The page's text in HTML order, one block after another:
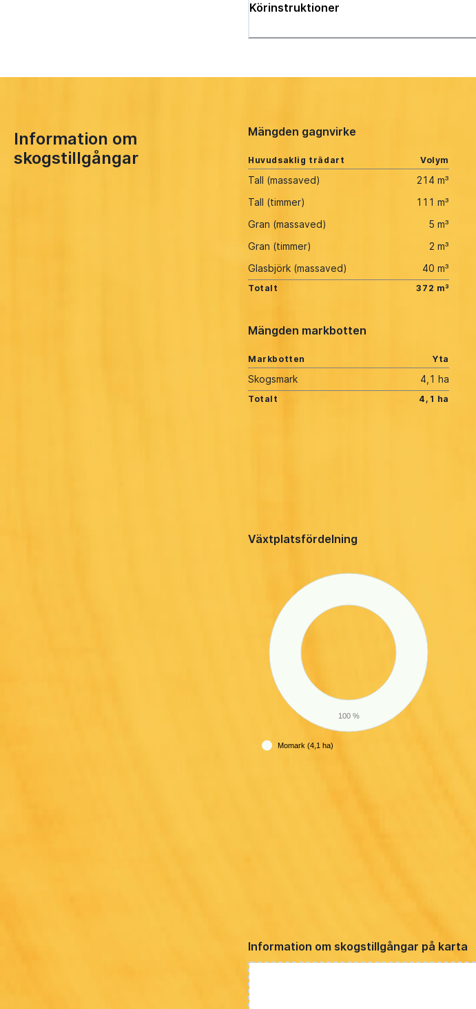
Körinstruktioner
Information om
skogstillgångar
Mängden gagnvirke
Huvudsaklig trädart Volym
Tall (massaved)
214 m³
Tall (timmer)
111 m³
Gran (massaved)
5 m³
Gran (timmer)
2 m³
Glasbjörk (massaved)
40 m³
Totalt 372 m³
Mängden markbotten
Markbotten Yta
Skogsmark 4,1 ha
Totalt 4,1 ha
Växtplatsfördelning
100 %
Momark (4,1 ha)
Information om skogstillgångar på karta